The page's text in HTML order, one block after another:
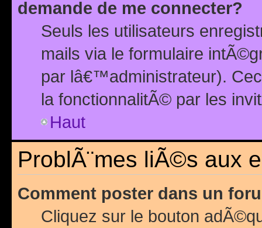
demande de me connecter?
Seuls les utilisateurs
mails via le formulaire
par lâ€™administrateur).
la fonctionnalitÃ© par les
Haut
ProblÃ¨mes liÃ©s aux
Comment poster dans un
Cliquez sur le bouton